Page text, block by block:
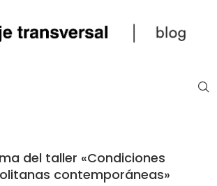
del taller «Condiciones
contemporáneas»